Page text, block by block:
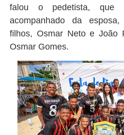
falou o pedetista, que
acompanhado da
filhos, Osmar Neto e João
Osmar Gomes.